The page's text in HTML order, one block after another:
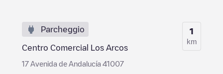
Parcheggio
Centro Comercial Los Arcos
17 Avenida de Andalucía 41007
1
km